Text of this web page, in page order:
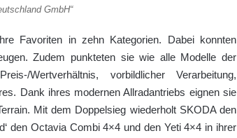
GmbH“
Favoriten in zehn Kategorien. Dabei konnten
Zudem punkteten sie wie alle Modelle der
Wertverhältnis, vorbildlicher Verarbeitung,
Dank ihres modernen Allradantriebs eignen sie
Mit dem Doppelsieg wiederholt SKODA den
den Octavia Combi 4×4 und den Yeti 4×4 in ihrer